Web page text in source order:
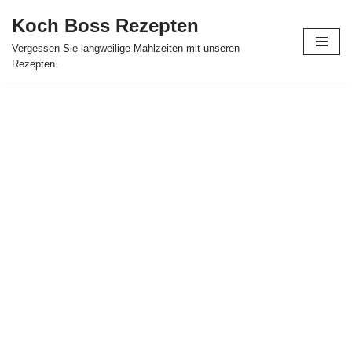
Skip
to
Koch Boss Rezepten
Vergessen Sie langweilige Mahlzeiten mit unseren
Rezepten.